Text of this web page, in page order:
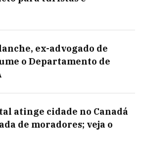
ex-advogado de
o Departamento de
atinge cidade no Canadá
de moradores; veja o